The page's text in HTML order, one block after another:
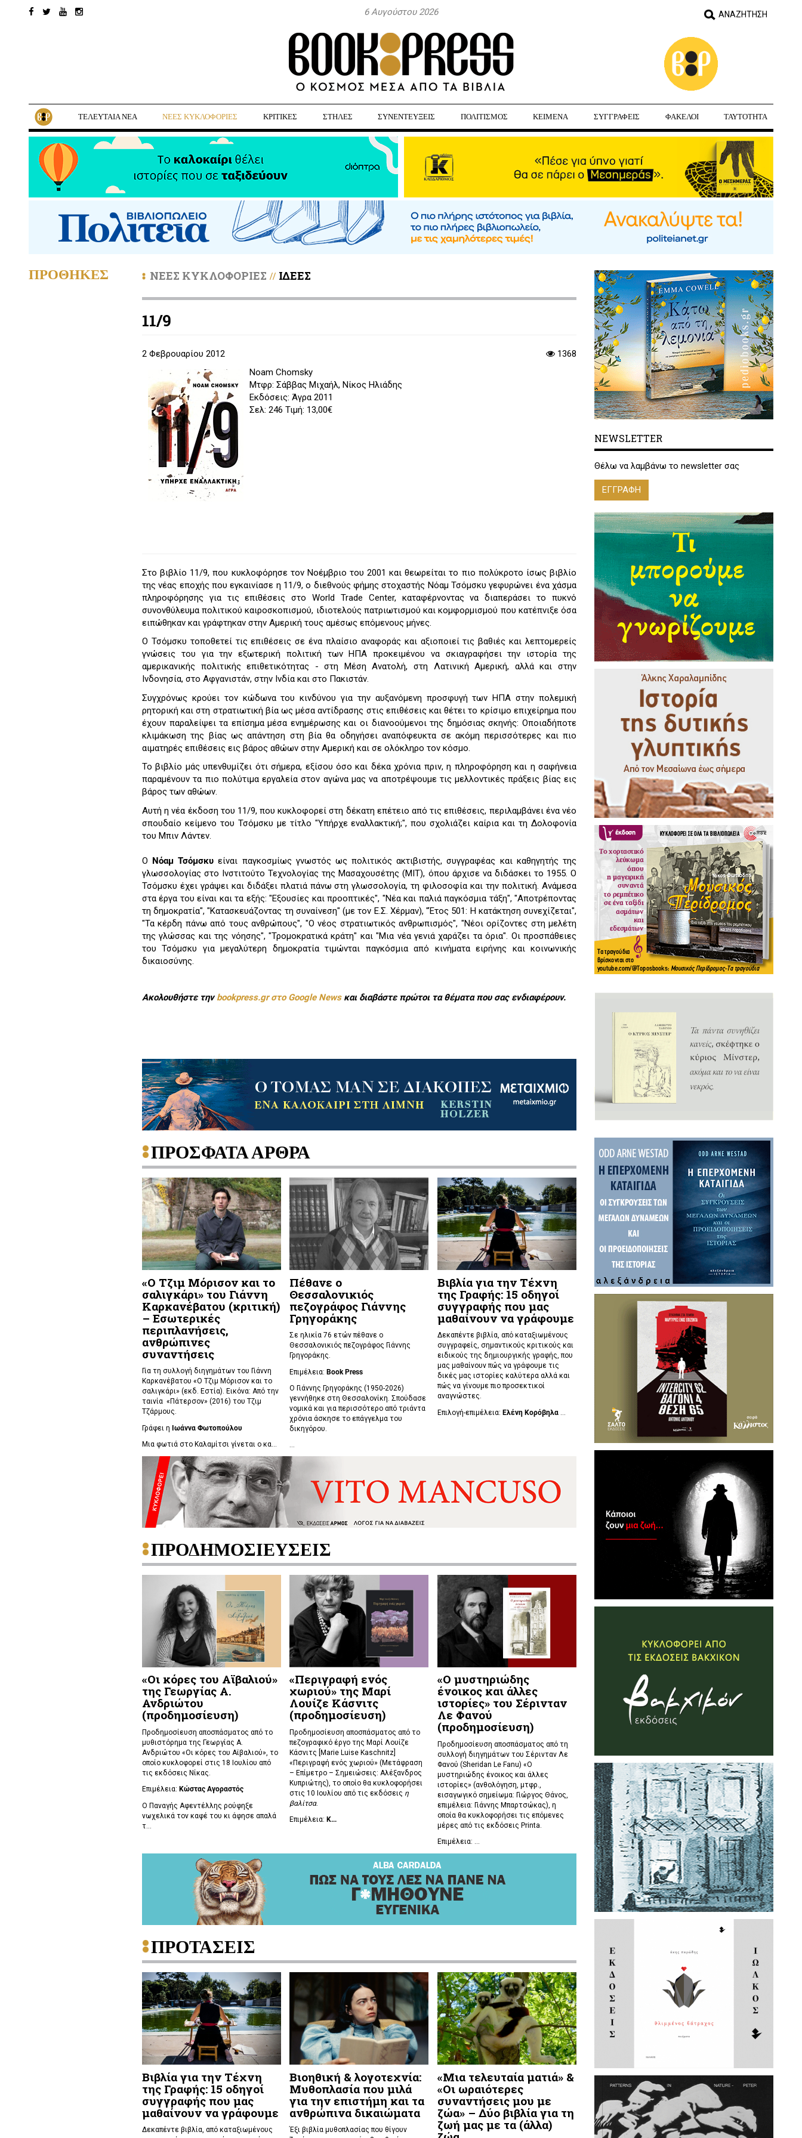
6 Αυγούστου 2026
ΤΕΛΕΥΤΑΙΑ ΝΕΑ ΝΕΕΣ ΚΥΚΛΟΦΟΡΙΕΣ ΚΡΙΤΙΚΕΣ ΣΤΗΛΕΣ ΣΥΝΕΝΤΕΥΞΕΙΣ ΠΟΛΙΤΙΣΜΟΣ ΚΕΙΜΕΝΑ ΣΥΓΓΡΑΦΕΙΣ ΦΑΚΕΛΟΙ ΤΑΥΤΟΤΗΤΑ
ΝΕΕΣ ΚΥΚΛΟΦΟΡΙΕΣ // ΙΔΕΕΣ
11/9
2 Φεβρουαρίου 2012
1368
Noam Chomsky
Mτφρ: Σάββας Μιχαήλ, Νίκος Ηλιάδης
Εκδόσεις: Άγρα 2011
Σελ: 246 Τιμή: 13,00€
Στο βιβλίο 11/9, που κυκλοφόρησε τον Νοέμβριο του 2001 και θεωρείται το πιο πολύκροτο ίσως βιβλίο
της νέας εποχής που εγκαινίασε η 11/9, ο διεθνούς φήμης στοχαστής Νόαμ Τσόμσκυ γεφυρώνει ένα χάσμα
πληροφόρησης για τις επιθέσεις στο World Trade Center, καταφέρνοντας να διαπεράσει το πυκνό
συνονθύλευμα πολιτικού καιροσκοπισμού, ιδιοτελούς πατριωτισμού και κομφορμισμού που κατέπνιξε όσα
ειπώθηκαν και γράφτηκαν στην Αμερική τους αμέσως επόμενους μήνες.
Ο Τσόμσκυ τοποθετεί τις επιθέσεις σε ένα πλαίσιο αναφοράς και αξιοποιεί τις βαθιές και λεπτομερείς
γνώσεις του για την εξωτερική πολιτική των ΗΠΑ προκειμένου να σκιαγραφήσει την ιστορία της
αμερικανικής πολιτικής επιθετικότητας - στη Μέση Ανατολή, στη Λατινική Αμερική, αλλά και στην
Ινδονησία, στο Αφγανιστάν, στην Ινδία και στο Πακιστάν.
Συγχρόνως κρούει τον κώδωνα του κινδύνου για την αυξανόμενη προσφυγή των ΗΠΑ στην πολεμική
ρητορική και στη στρατιωτική βία ως μέσα αντίδρασης στις επιθέσεις και θέτει το κρίσιμο επιχείρημα που
έχουν παραλείψει τα επίσημα μέσα ενημέρωσης και οι διανοούμενοι της δημόσιας σκηνής: Οποιαδήποτε
κλιμάκωση της βίας ως απάντηση στη βία θα οδηγήσει αναπόφευκτα σε ακόμη περισσότερες και πιο
αιματηρές επιθέσεις εις βάρος αθώων στην Αμερική και σε ολόκληρο τον κόσμο.
Το βιβλίο μάς υπενθυμίζει ότι σήμερα, εξίσου όσο και δέκα χρόνια πριν, η πληροφόρηση και η σαφήνεια
παραμένουν τα πιο πολύτιμα εργαλεία στον αγώνα μας να αποτρέψουμε τις μελλοντικές πράξεις βίας εις
βάρος των αθώων.
Αυτή η νέα έκδοση του 11/9, που κυκλοφορεί στη δέκατη επέτειο από τις επιθέσεις, περιλαμβάνει ένα νέο
σπουδαίο κείμενο του Τσόμσκυ με τίτλο "Υπήρχε εναλλακτική;", που σχολιάζει καίρια και τη Δολοφονία
του Μπιν Λάντεν.
Ο Νόαμ Τσόμσκυ είναι παγκοσμίως γνωστός ως πολιτικός ακτιβιστής, συγγραφέας και καθηγητής της
γλωσσολογίας στο Ινστιτούτο Τεχνολογίας της Μασαχουσέτης (ΜΙΤ), όπου άρχισε να διδάσκει το 1955. Ο
Τσόμσκυ έχει γράψει και διδάξει πλατιά πάνω στη γλωσσολογία, τη φιλοσοφία και την πολιτική. Ανάμεσα
στα έργα του είναι και τα εξής: "Εξουσίες και προοπτικές", "Νέα και παλιά παγκόσμια τάξη", "Αποτρέποντας
τη δημοκρατία", "Κατασκευάζοντας τη συναίνεση" (με τον Ε.Σ. Χέρμαν), "Έτος 501: Η κατάκτηση συνεχίζεται",
"Τα κέρδη πάνω από τους ανθρώπους", "Ο νέος στρατιωτικός ανθρωπισμός", "Νέοι ορίζοντες στη μελέτη
της γλώσσας και της νόησης", "Τρομοκρατικά κράτη" και "Μια νέα γενιά χαράζει τα όρια". Οι προσπάθειες
του Τσόμσκυ για μεγαλύτερη δημοκρατία τιμώνται παγκόσμια από κινήματα ειρήνης και κοινωνικής
δικαιοσύνης.
Ακολουθήστε τηνbookpress.gr στο Google Newsκαι διαβάστε πρώτοι τα θέματα που σας ενδιαφέρουν.
ΠΡΟΣΦΑΤΑ ΑΡΘΡΑ
«Ο Τζιμ Μόρισον και το
σαλιγκάρι» του Γιάννη
Καρκανέβατου (κριτική)
– Εσωτερικές
περιπλανήσεις,
ανθρώπινες
συναντήσεις
Για τη συλλογή διηγημάτων του Γιάννη
Καρκανέβατου «Ο Τζιμ Μόρισον και το
σαλιγκάρι» (εκδ. Εστία). Εικόνα: Από την
ταινία «Πάτερσον» (2016) του Τζιμ
Τζάρμους.
Γράφει η Ιωάννα Φωτοπούλου
Μια φωτιά στο Καλαμίτσι γίνεται ο κα...
Πέθανε ο
Θεσσαλονικιός
πεζογράφος Γιάννης
Γρηγοράκης
Σε ηλικία 76 ετών πέθανε ο
Θεσσαλονικιός πεζογράφος Γιάννης
Γρηγοράκης.
Επιμέλεια:Book Press
Ο Γιάννης Γρηγοράκης (1950-2026)
γεννήθηκε στη Θεσσαλονίκη. Σπούδασε
νομικά και για περισσότερο από τριάντα
χρόνια άσκησε το επάγγελμα του
δικηγόρου.
...
Βιβλία για την Τέχνη
της Γραφής: 15 οδηγοί
συγγραφής που μας
μαθαίνουν να γράφουμε
Δεκαπέντε βιβλία, από καταξιωμένους
συγγραφείς, σημαντικούς κριτικούς και
ειδικούς της δημιουργικής γραφής, που
μας μαθαίνουν πώς να γράφουμε τις
δικές μας ιστορίες καλύτερα αλλά και
πώς να γίνουμε πιο προσεκτικοί
αναγνώστες.
Επιλογή-επιμέλεια: Ελένη Κορόβηλα...
ΠΡΟΔΗΜΟΣΙΕΥΣΕΙΣ
«Οι κόρες του Αϊβαλιού»
της Γεωργίας Α.
Ανδριώτου
(προδημοσίευση)
Προδημοσίευση αποσπάσματος από το
μυθιστόρημα της Γεωργίας Α.
Ανδριώτου «Οι κόρες του Αϊβαλιού», το
οποίο κυκλοφορεί στις 18 Ιουλίου από
τις εκδόσεις Νίκας.
Επιμέλεια: Κώστας Αγοραστός
Ο Παναγής Αφεντέλλης ρούφηξε
νωχελικά τον καφέ του κι άφησε απαλά
τ...
«Περιγραφή ενός
χωριού» της Μαρί
Λουίζε Κάσνιτς
(προδημοσίευση)
Προδημοσίευση αποσπάσματος από το
πεζογραφικό έργο της Μαρί Λουίζε
Κάσνιτς [Marie Luise Kaschnitz]
«Περιγραφή ενός χωριού» (Μετάφραση
– Επίμετρο – Σημειώσεις: Αλέξανδρος
Κυπριώτης), το οποίο θα κυκλοφορήσει
στις 10 Ιουλίου από τις εκδόσεις η
βαλίτσα.
Επιμέλεια: Κ...
«Ο μυστηριώδης
ένοικος και άλλες
ιστορίες» του Σέρινταν
Λε Φανού
(προδημοσίευση)
Προδημοσίευση αποσπάσματος από τη
συλλογή διηγημάτων του Σέρινταν Λε
Φανού (Sheridan Le Fanu) «Ο
μυστηριώδης ένοικος και άλλες
ιστορίες» (ανθολόγηση, μτφρ.,
εισαγωγικό σημείωμα: Γιώργος Θάνος,
επιμέλεια: Γιάννης Μπαρτσώκας), η
οποία θα κυκλοφορήσει τις επόμενες
μέρες από τις εκδόσεις Printa.
Επιμέλεια: ...
ΠΡΟΤΑΣΕΙΣ
Βιβλία για την Τέχνη
της Γραφής: 15 οδηγοί
συγγραφής που μας
μαθαίνουν να γράφουμε
Δεκαπέντε βιβλία, από καταξιωμένους
Βιοηθική & λογοτεχνία:
Μυθοπλασία που μιλά
για την επιστήμη και τα
ανθρώπινα δικαιώματα
Έξι βιβλία μυθοπλασίας που θίγουν
«Μια τελευταία ματιά» &
«Οι ωραιότερες
συναντήσεις μου με
ζώα» – Δύο βιβλία για τη
ζωή μας με τα (άλλα)
ΠΡΟΘΗΚΕΣ
NEWSLETTER
Θέλω να λαμβάνω το newsletter σας
ΕΓΓΡΑΦΗ